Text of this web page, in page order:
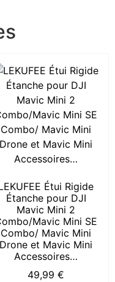
Étui Rigide
Étanche pour DJI
Mavic Mini 2
Mavic Mini SE
Combo/ Mavic Mini
Drone et Mavic Mini
Accessoires…
49,99€